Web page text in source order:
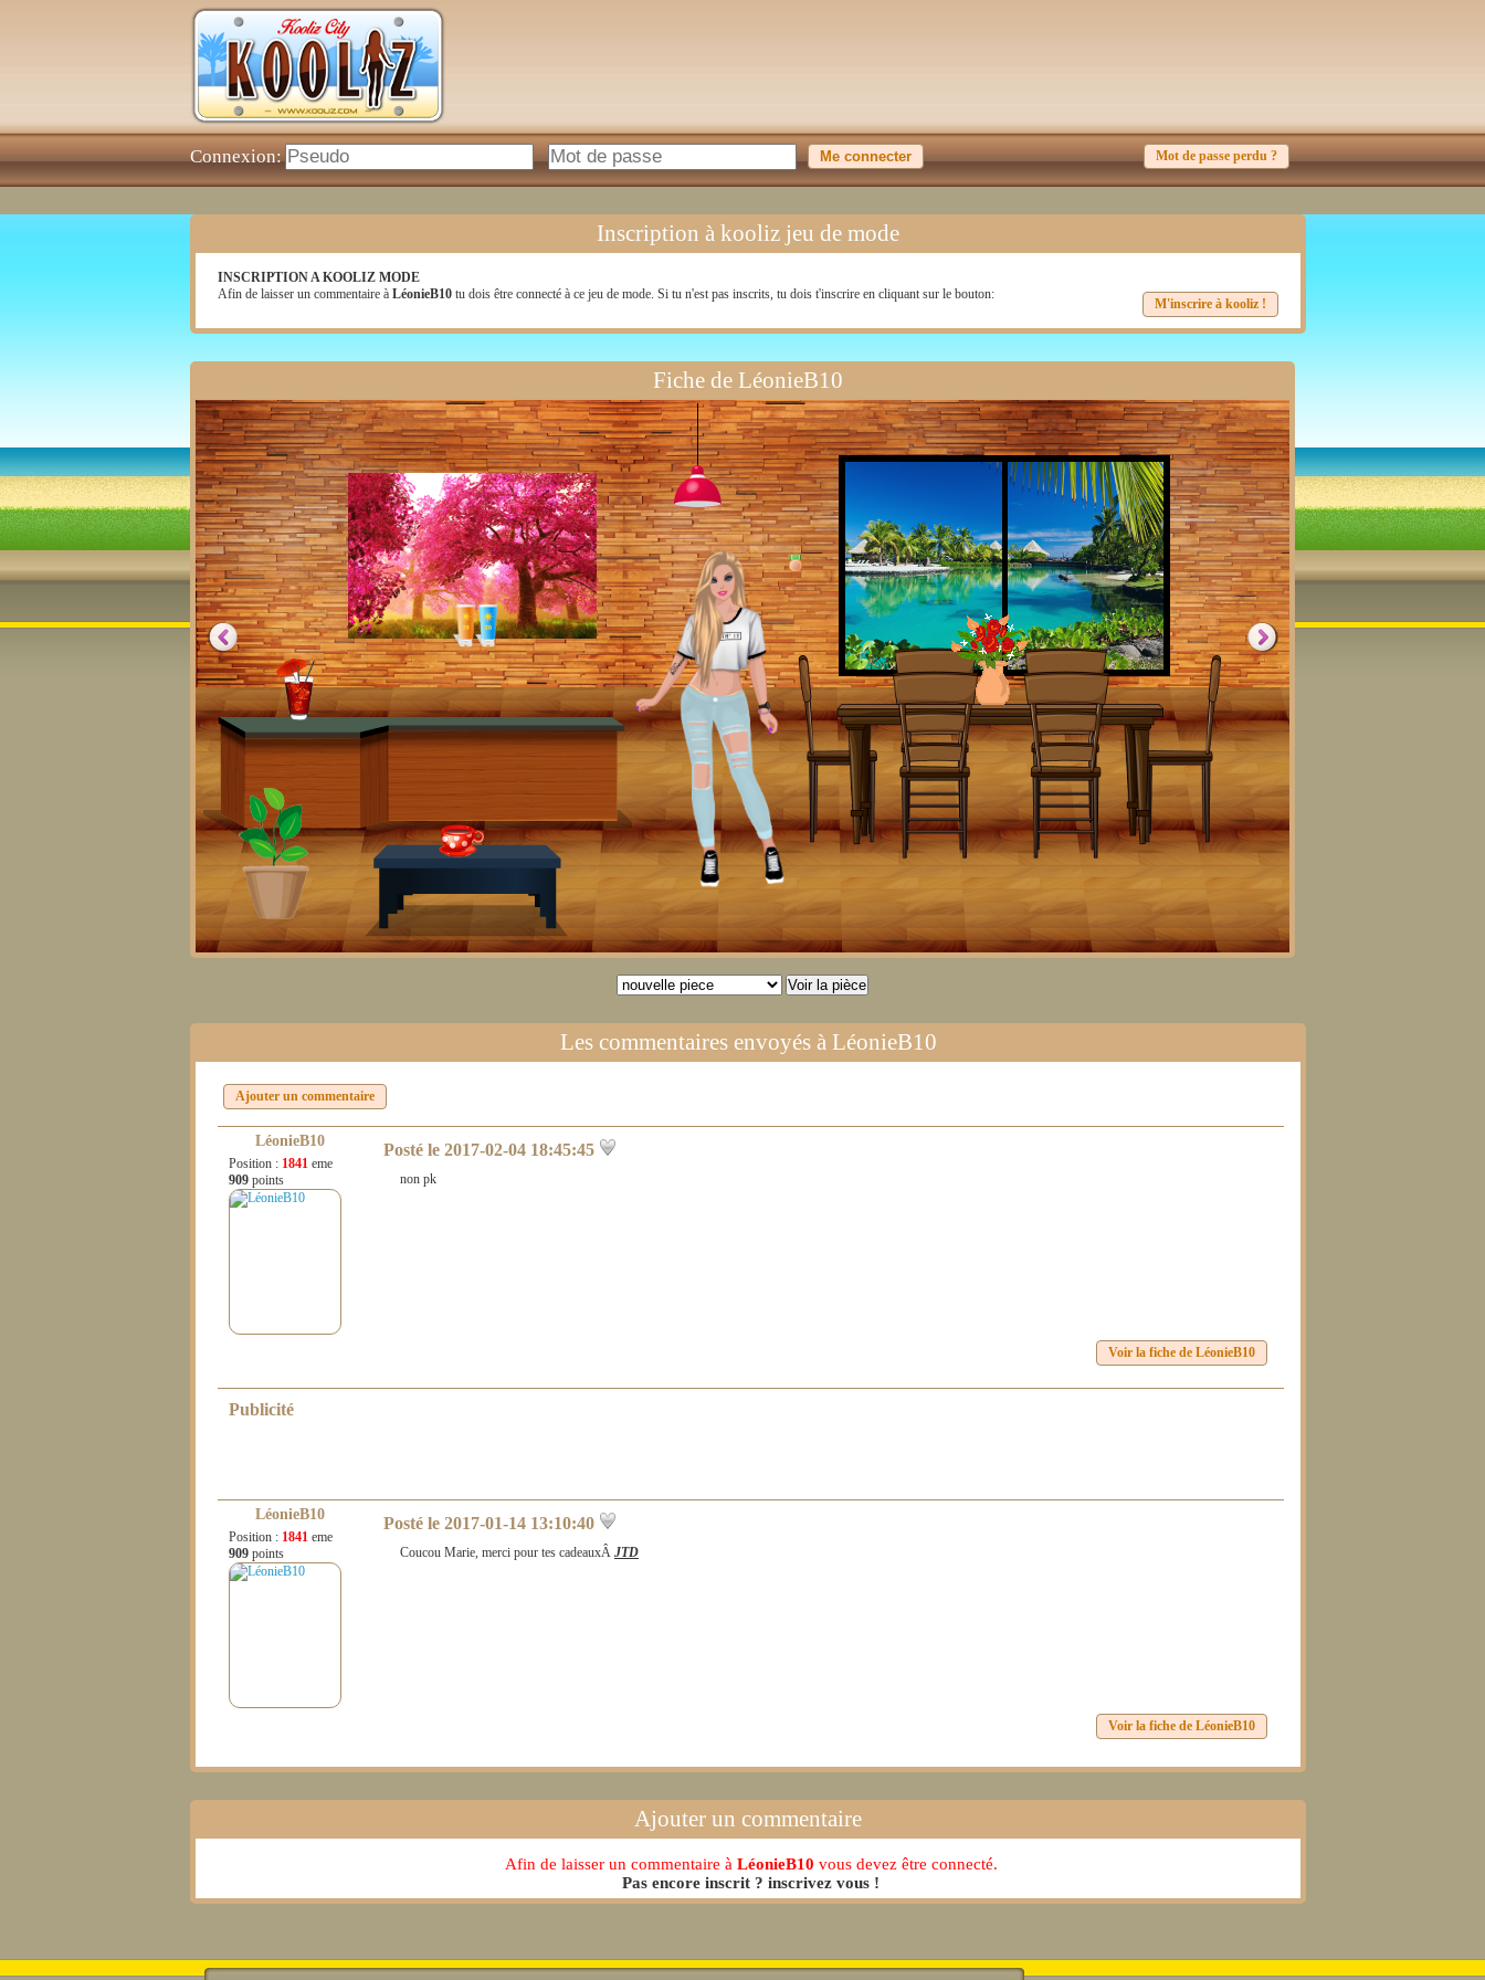
Connexion: Mot de passe perdu ?
Inscription à kooliz jeu de mode
INSCRIPTION A KOOLIZ MODE
Afin de laisser un commentaire à LéonieB10 tu dois être connecté à ce jeu de mode. Si tu n'est pas inscrits, tu dois t'inscrire en cliquant sur le bouton:
M'inscrire à kooliz !
Fiche de LéonieB10
nouvelle piece
Les commentaires envoyés à LéonieB10
Ajouter un commentaire
LéonieB10
Position : 1841 eme
909 points
Posté le 2017-02-04 18:45:45
non pk
Voir la fiche de LéonieB10
Publicité
LéonieB10
Position : 1841 eme
909 points
Posté le 2017-01-14 13:10:40
Coucou Marie, merci pour tes cadeauxÂ JTD
Voir la fiche de LéonieB10
Ajouter un commentaire
Afin de laisser un commentaire à LéonieB10 vous devez être connecté.
Pas encore inscrit ? inscrivez vous !